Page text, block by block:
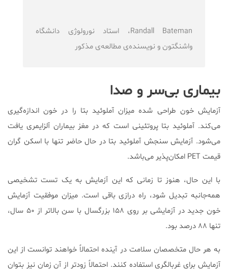
Randall Bateman، استاد نورولوژی دانشگاه
واشنگتون و نویسنده‌ی مطالعه‌ی مذکور
بیماری بی‌سر و صدا
آزمایش خون طراحی شده میزان آملوئید بتا را در خون اندازه‌گیری
می‌کند. آملوئید بتا پروتئینی است که در مغز بیماران آلزایمری یافت
می‌شود. آزمایش سنجش آملوئید بتا در حال حاضر تنها با اسکن گران
قیمت PET امکان‌پذیر می‌باشد.
با این حال، هنوز تا زمانی که این آزمایش به یک تست تشخیصی
همه‌جانبه تبدیل شود، راه درازی باقی است. میزان موفقیت آزمایش
خون جدید در آزمایشی بر روی ۱۵۸ بزرگسال با سن بالاتر از ۵۰ سال،
تنها ۸۸ درصد بود.
به هر حال متخصصان سلامت در آینده احتمالاً خواهند توانست از این
آزمایش برای غربالگری استفاده کنند. احتمالاً زودتر از آن زمان نیز بتوان